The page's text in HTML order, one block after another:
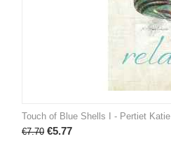
Touch of Blue Shells I - Pertiet Katie
€7.70 €5.77